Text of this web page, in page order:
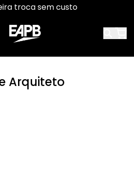
troca sem custo
Arquiteto